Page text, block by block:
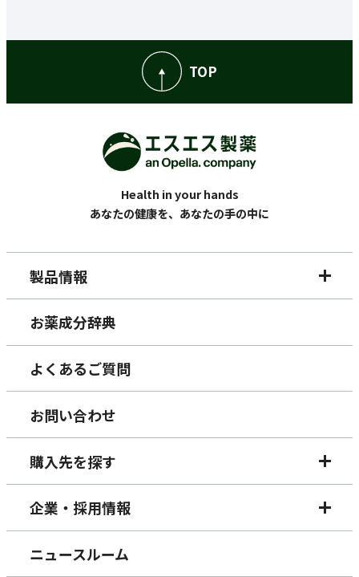
TOP
Health in your hands
あなたの健康を、あなたの手の中に
製品情報
お薬成分辞典
よくあるご質問
お問い合わせ
購入先を探す
企業・採用情報
ニュースルーム